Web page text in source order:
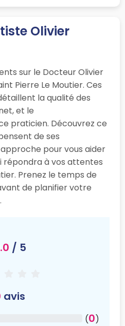
Olivier
sur le Docteur Olivier
Pierre Le Moutier. Ces
la qualité des
et le
praticien. Découvrez ce
de ses
pour vous aider
répondra à vos attentes
Prenez le temps de
de planifier votre
/ 5
avis
(0)